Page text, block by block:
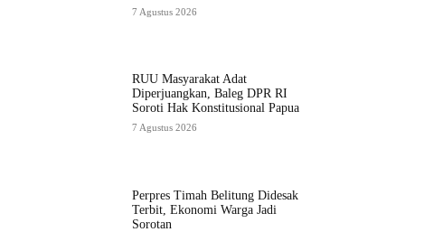
7 Agustus 2026
RUU Masyarakat Adat
Diperjuangkan, Baleg DPR RI
Soroti Hak Konstitusional Papua
7 Agustus 2026
Perpres Timah Belitung Didesak
Terbit, Ekonomi Warga Jadi
Sorotan